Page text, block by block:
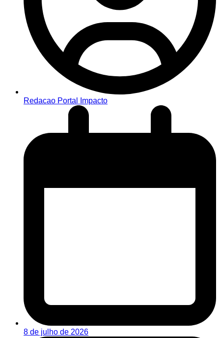
Redacao Portal Impacto
8 de julho de 2026